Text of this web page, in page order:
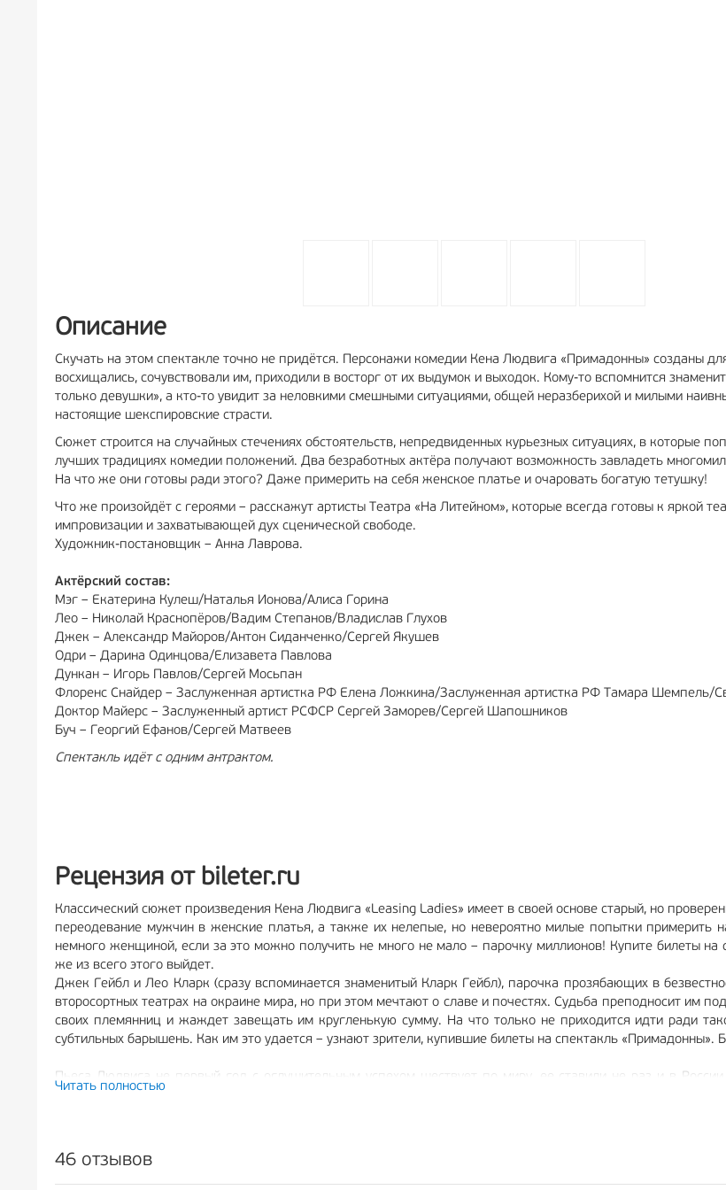
Описание
Скучать на этом спектакле точно не придётся. Персонажи комедии Кена Людвига «Примадонны» созданы
восхищались, сочувствовали им, приходили в восторг от их выдумок и выходок. Кому-то вспомнится
только девушки», а кто-то увидит за неловкими смешными ситуациями, общей неразберихой и милыми
настоящие шекспировские страсти.
Сюжет строится на случайных стечениях обстоятельств, непредвиденных курьезных ситуациях, в которые
лучших традициях комедии положений. Два безработных актёра получают возможность завладеть
На что же они готовы ради этого? Даже примерить на себя женское платье и очаровать богатую тетушку!
Что же произойдёт с героями – расскажут артисты Театра «На Литейном», которые всегда готовы к яркой
импровизации и захватывающей дух сценической свободе.
Художник-постановщик – Анна Лаврова.
Актёрский состав:
Мэг – Екатерина Кулеш/Наталья Ионова/Алиса Горина
Лео – Николай Краснопёров/Вадим Степанов/Владислав Глухов
Джек – Александр Майоров/Антон Сиданченко/Сергей Якушев
Одри – Дарина Одинцова/Елизавета Павлова
Дункан – Игорь Павлов/Сергей Мосьпан
Флоренс Снайдер – Заслуженная артистка РФ Елена Ложкина/Заслуженная артистка РФ Тамара Шемпель/
Доктор Майерс – Заслуженный артист РСФСР Сергей Заморев/Сергей Шапошников
Буч – Георгий Ефанов/Сергей Матвеев
Спектакль идёт с одним антрактом.
Рецензия от bileter.ru
Классический сюжет произведения Кена Людвига «Leasing Ladies» имеет в своей основе старый, но
переодевание мужчин в женские платья, а также их нелепые, но невероятно милые попытки примерить
немного женщиной, если за это можно получить не много не мало – парочку миллионов! Купите билеты
же из всего этого выйдет.
Джек Гейбл и Лео Кларк (сразу вспоминается знаменитый Кларк Гейбл), парочка прозябающих в
второсортных театрах на окраине мира, но при этом мечтают о славе и почестях. Судьба преподносит им
своих племянниц и жаждет завещать им кругленькую сумму. На что только не приходится идти ради
субтильных барышень. Как им это удается – узнают зрители, купившие билеты на спектакль «Примадонны».
Пьеса Людвига не первый год с оглушительным успехом шествует по миру, ее ставили не раз и в
Помимо комичных «леди», эту авантюрную историю украсит хитроумный и артистичный пастор Дункан,
у него есть соперники: доктор, сельский житель и наивная блондинка. Все эти персонажи обязуются
Читать полностью
46 отзывов